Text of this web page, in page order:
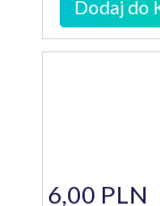
Dodaj do
6,00 PLN